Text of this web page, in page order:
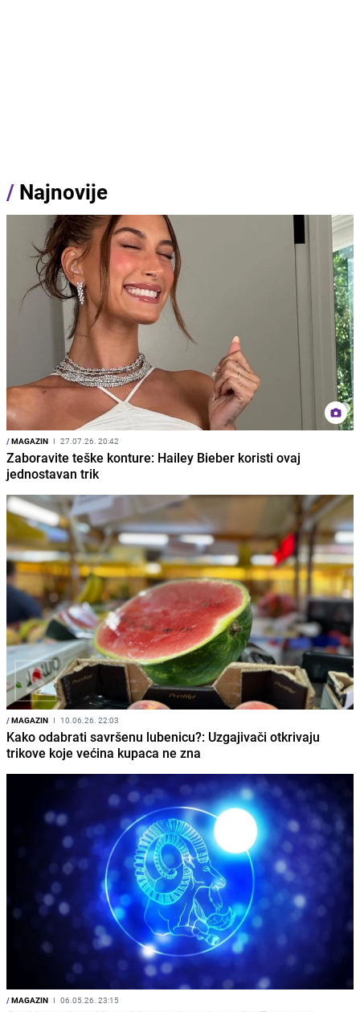
/ Najnovije
/MAGAZIN I 27.07.26. 20:42
Zaboravite teške konture: Hailey Bieber koristi ovaj
jednostavan trik
/MAGAZIN I 10.06.26. 22:03
Kako odabrati savršenu lubenicu?: Uzgajivači otkrivaju
trikove koje većina kupaca ne zna
/MAGAZIN I 06.05.26. 23:15